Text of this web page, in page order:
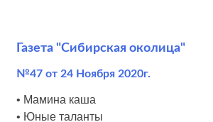
Газета "Сибирская околица"
№47 от 24 Ноября 2020г.
• Мамина каша
• Юные таланты